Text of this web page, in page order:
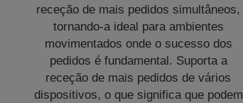
receção de mais pedidos simultâneos,
tornando-a ideal para ambientes
movimentados onde o sucesso dos
pedidos é fundamental. Suporta a
receção de mais pedidos de vários
dispositivos, o que significa que podem